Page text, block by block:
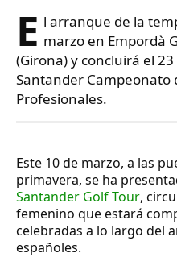
E l arranque de la
marzo en Empordà
(Girona) y concluirá el
Santander Campeonato
Profesionales.
Este 10 de marzo, a las
primavera, se ha
Santander Golf Tour,
femenino que estará
celebradas a lo largo del
españoles.